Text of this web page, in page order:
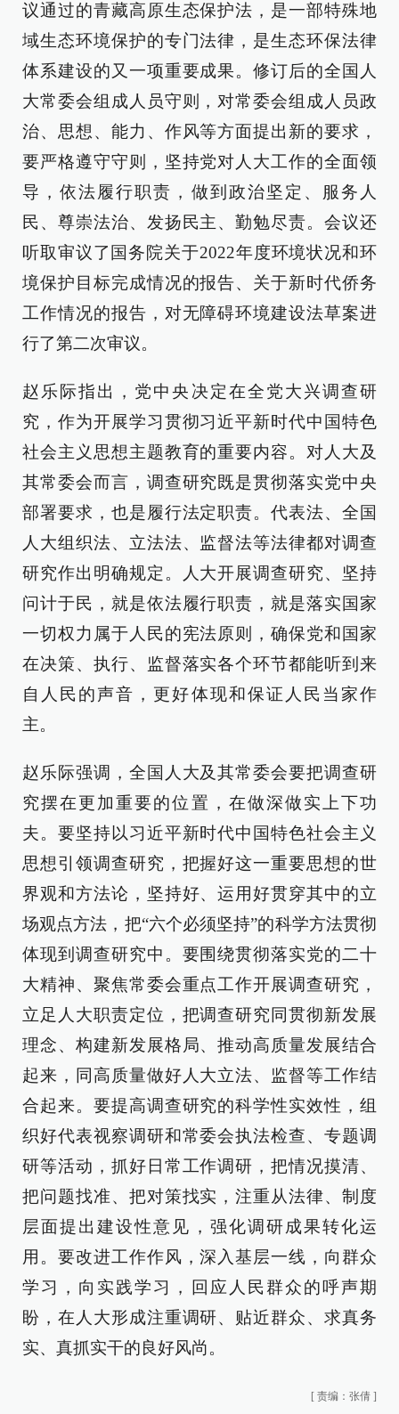
议通过的青藏高原生态保护法，是一部特殊地
域生态环境保护的专门法律，是生态环保法律
体系建设的又一项重要成果。修订后的全国人
大常委会组成人员守则，对常委会组成人员政
治、思想、能力、作风等方面提出新的要求，
要严格遵守守则，坚持党对人大工作的全面领
导，依法履行职责，做到政治坚定、服务人
民、尊崇法治、发扬民主、勤勉尽责。会议还
听取审议了国务院关于2022年度环境状况和环
境保护目标完成情况的报告、关于新时代侨务
工作情况的报告，对无障碍环境建设法草案进
行了第二次审议。
赵乐际指出，党中央决定在全党大兴调查研
究，作为开展学习贯彻习近平新时代中国特色
社会主义思想主题教育的重要内容。对人大及
其常委会而言，调查研究既是贯彻落实党中央
部署要求，也是履行法定职责。代表法、全国
人大组织法、立法法、监督法等法律都对调查
研究作出明确规定。人大开展调查研究、坚持
问计于民，就是依法履行职责，就是落实国家
一切权力属于人民的宪法原则，确保党和国家
在决策、执行、监督落实各个环节都能听到来
自人民的声音，更好体现和保证人民当家作
主。
赵乐际强调，全国人大及其常委会要把调查研
究摆在更加重要的位置，在做深做实上下功
夫。要坚持以习近平新时代中国特色社会主义
思想引领调查研究，把握好这一重要思想的世
界观和方法论，坚持好、运用好贯穿其中的立
场观点方法，把“六个必须坚持”的科学方法贯彻
体现到调查研究中。要围绕贯彻落实党的二十
大精神、聚焦常委会重点工作开展调查研究，
立足人大职责定位，把调查研究同贯彻新发展
理念、构建新发展格局、推动高质量发展结合
起来，同高质量做好人大立法、监督等工作结
合起来。要提高调查研究的科学性实效性，组
织好代表视察调研和常委会执法检查、专题调
研等活动，抓好日常工作调研，把情况摸清、
把问题找准、把对策找实，注重从法律、制度
层面提出建设性意见，强化调研成果转化运
用。要改进工作作风，深入基层一线，向群众
学习，向实践学习，回应人民群众的呼声期
盼，在人大形成注重调研、贴近群众、求真务
实、真抓实干的良好风尚。
[ 责编：张倩 ]